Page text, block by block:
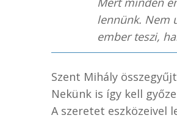
lennünk. Nem
ember teszi,
Szent Mihály
Nekünk is így kell
A szeretet eszközeivel